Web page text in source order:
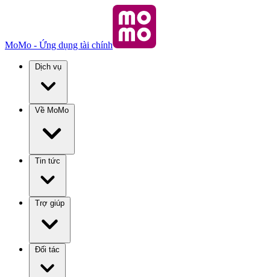
MoMo - Ứng dụng tài chính
Dịch vụ
Về MoMo
Tin tức
Trợ giúp
Đối tác